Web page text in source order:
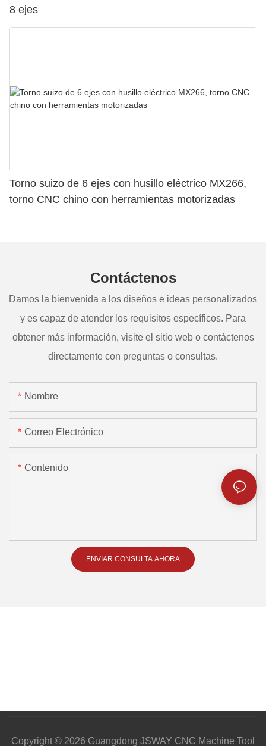
8 ejes
Torno suizo de 6 ejes con husillo eléctrico MX266,
torno CNC chino con herramientas motorizadas
Contáctenos
Damos la bienvenida a los diseños e ideas personalizados
y es capaz de atender los requisitos específicos. Para
obtener más información, visite el sitio web o contáctenos
directamente con preguntas o consultas.
Nombre
Correo Electrónico
Contenido
ENVIAR CONSULTA AHORA
Copyright © 2026 Guangdong JSWAY CNC Machine Tool